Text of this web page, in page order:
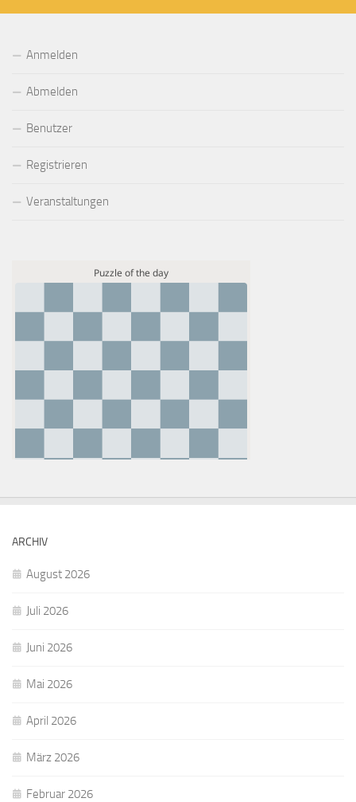
Anmelden
Abmelden
Benutzer
Registrieren
Veranstaltungen
ARCHIV
August 2026
Juli 2026
Juni 2026
Mai 2026
April 2026
März 2026
Februar 2026